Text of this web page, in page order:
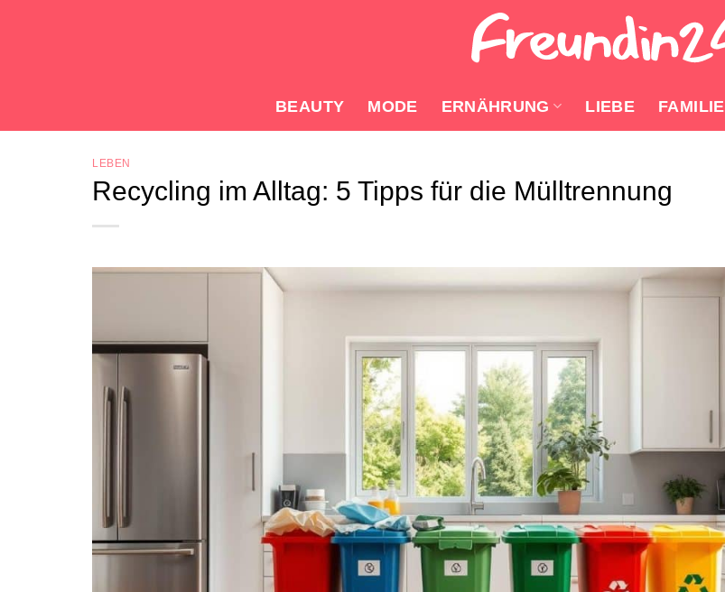
BEAUTY MODE ERNÄHRUNG LIEBE FAMILIE
LEBEN
Recycling im Alltag: 5 Tipps für die Mülltrennung